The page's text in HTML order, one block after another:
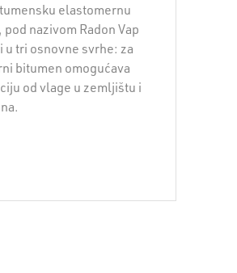
elastomernu
nazivom Radon Vap
u tri osnovne svrhe: za
bitumen omogućava
od vlage u zemljištu i